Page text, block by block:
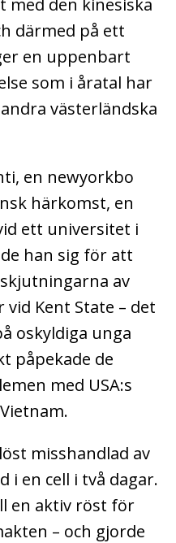
därmed på ett
en uppenbart
som i åratal har
västerländska
en newyorkbo
härkomst, en
ett universitet i
han sig för att
av
Kent State – det
oskyldiga unga
påpekade de
med USA:s
misshandlad av
i en cell i två dagar.
en aktiv röst för
– och gjorde